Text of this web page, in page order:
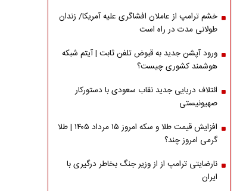
خشم ترامپ از عاملان افشاگری‌ علیه آمریکا/ زندان
طولانی مدت در راه است
ورود آپشن جدید به قبوض تلفن ثابت | آیتم شبکه
هوشمند کشوری چیست؟
ائتلاف دریایی جدید نقاب سعودی با دستورکار
صهیونیستی
افزایش قیمت طلا و سکه امروز ۱۵ مرداد ۱۴۰۵ | طلا
گرمی امروز چند؟
نارضایتی ترامپ از از وزیر جنگ بخاطر درگیری با
ایران